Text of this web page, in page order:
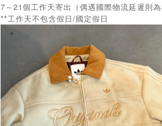
7～21個工作天寄出（偶遇國際物流延遲則為
**工作天不包含假日/國定假日